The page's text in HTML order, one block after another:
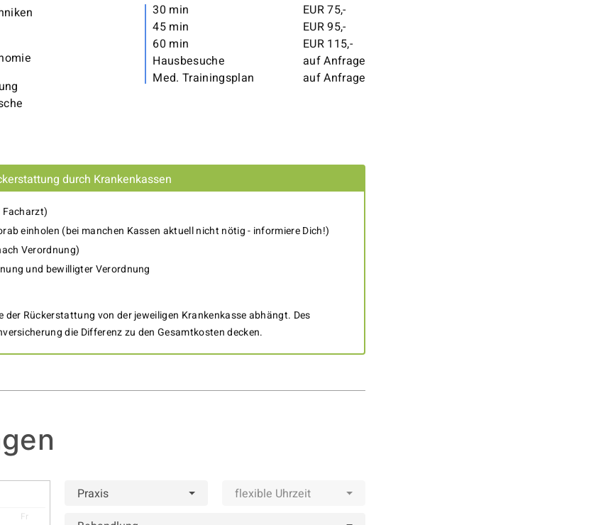
30 min
EUR 75,-
45 min
EUR 95,-
60 min
EUR 115,-
Hausbesuche
auf Anfrage
Med. Trainingsplan
auf Anfrage
durch Krankenkassen
einholen (bei manchen Kassen aktuell nicht nötig - informiere Dich!)
Verordnung)
und bewilligter Verordnung
der Rückerstattung von der jeweiligen Krankenkasse abhängt. Des
die Differenz zu den Gesamtkosten decken.
Fr
Praxis
flexible Uhrzeit